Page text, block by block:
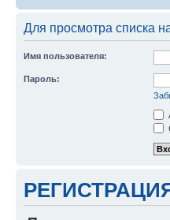
Для просмотра списка
Имя пользователя:
Пароль: